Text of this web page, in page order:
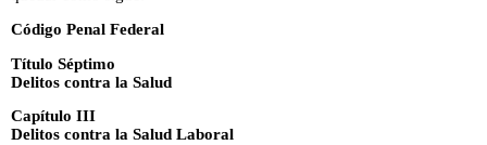
Código Penal Federal
Título Séptimo
Delitos contra la Salud
Capítulo III
Delitos contra la Salud Laboral